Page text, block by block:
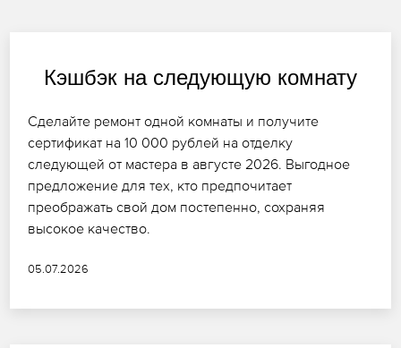
Кэшбэк на следующую комнату
Сделайте ремонт одной комнаты и получите
сертификат на 10 000 рублей на отделку
следующей от мастера в августе 2026. Выгодное
предложение для тех, кто предпочитает
преображать свой дом постепенно, сохраняя
высокое качество.
05.07.2026